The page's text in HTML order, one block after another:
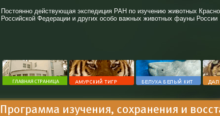
Постоянно действующая экспедиция РАН по изучению животных
Российской Федерации и других особо важных животных фауны России
Программа изучения, сохранения и